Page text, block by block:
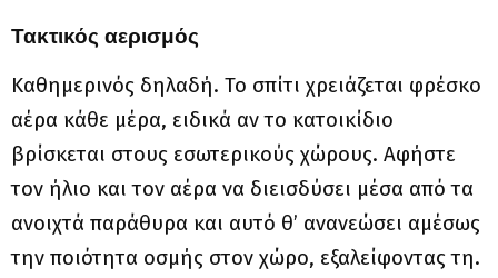
Τακτικός αερισμός
Καθημερινός δηλαδή. Το σπίτι χρειάζεται φρέσκο
αέρα κάθε μέρα, ειδικά αν το κατοικίδιο
βρίσκεται στους εσωτερικούς χώρους. Αφήστε
τον ήλιο και τον αέρα να διεισδύσει μέσα από τα
ανοιχτά παράθυρα και αυτό θ’ ανανεώσει αμέσως
την ποιότητα οσμής στον χώρο, εξαλείφοντας τη.